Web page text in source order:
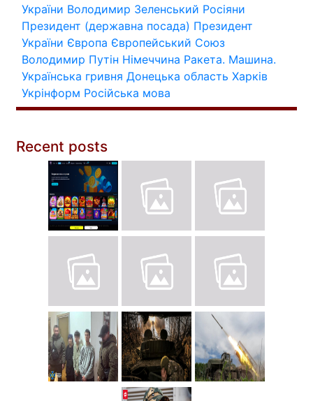
України Володимир Зеленський Росіяни
Президент (державна посада) Президент
України Європа Європейський Союз
Володимир Путін Німеччина Ракета. Машина.
Українська гривня Донецька область Харків
Укрінформ Російська мова
Recent posts